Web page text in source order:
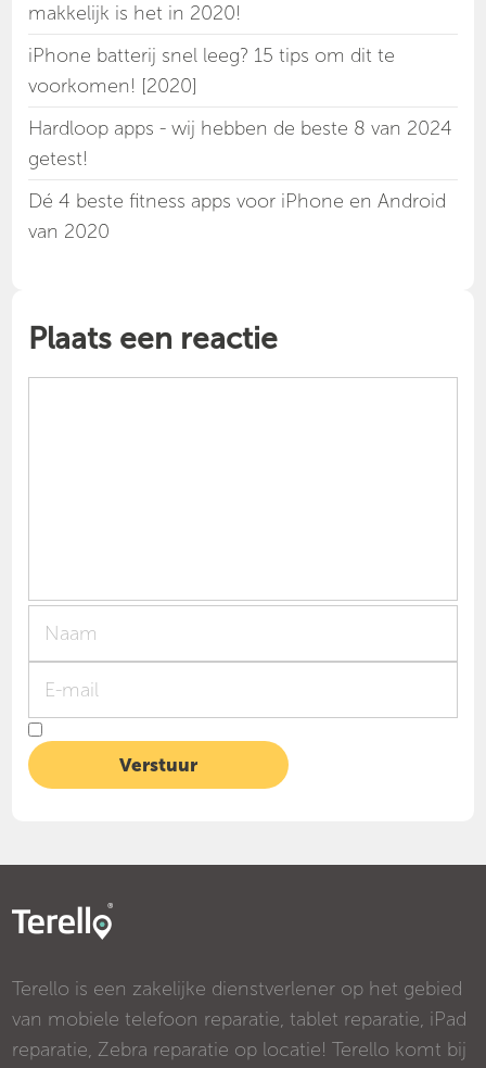
makkelijk is het in 2020!
iPhone batterij snel leeg? 15 tips om dit te
voorkomen! [2020]
Hardloop apps - wij hebben de beste 8 van 2024
getest!
Dé 4 beste fitness apps voor iPhone en Android
van 2020
Plaats een reactie
Terello is een zakelijke dienstverlener op het gebied
van mobiele telefoon reparatie, tablet reparatie, iPad
reparatie, Zebra reparatie op locatie! Terello komt bij